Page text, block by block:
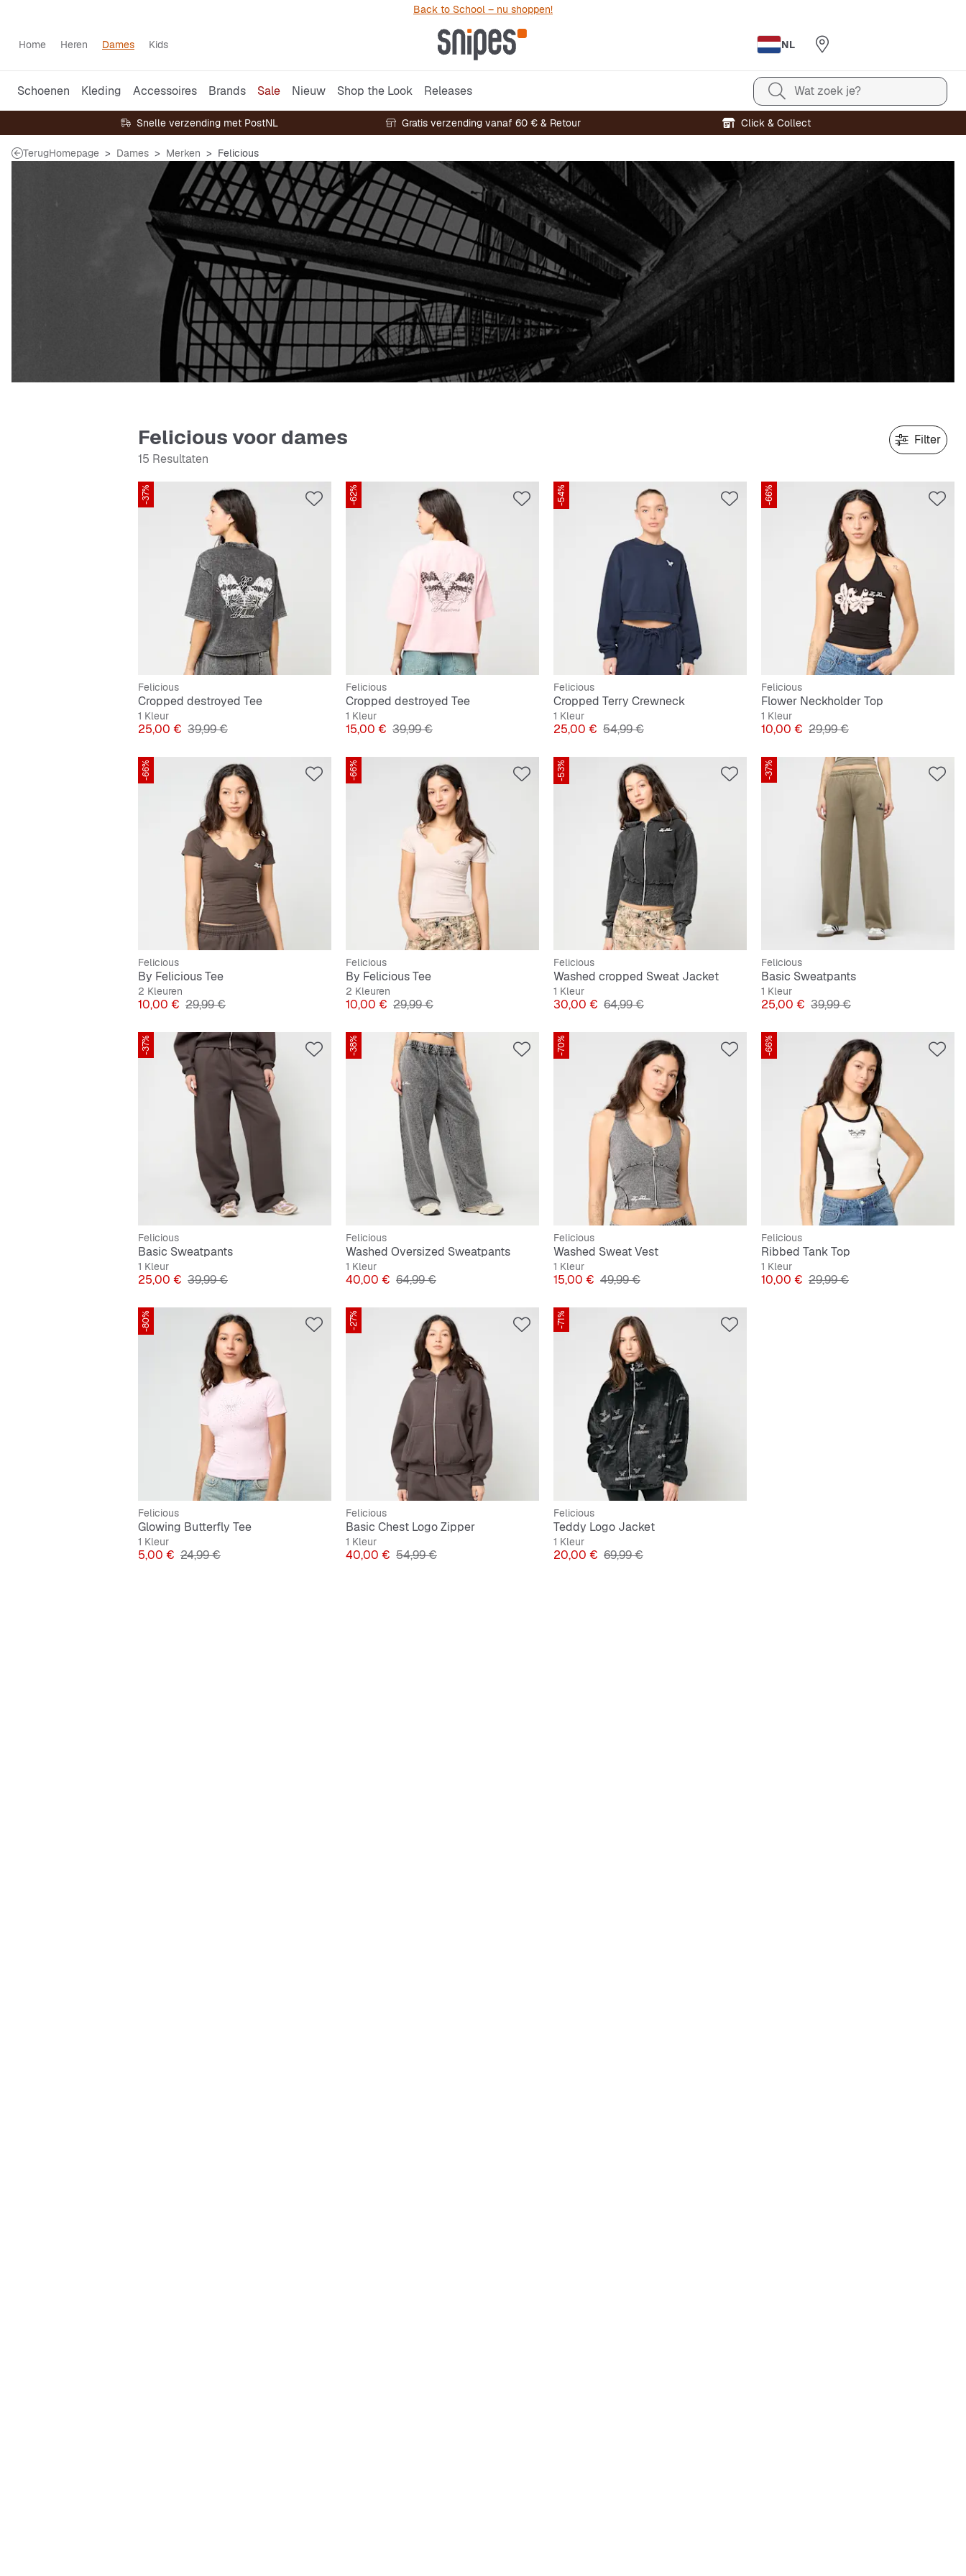
Back to School – nu shoppen!
Home Heren Dames Kids NL
Schoenen Kleding Accessoires Brands Sale Nieuw Shop the Look Releases Wat zoek je?
Snelle verzending met PostNL Gratis verzending vanaf 60 € & Retour Click & Collect
TerugHomepage Dames Merken Felicious
Felicious voor dames
15 Resultaten
Filter
-37%
Felicious
Cropped destroyed Tee
1 Kleur
Prijs
25,00 € Originele Prijs
39,99 €
-62%
Felicious
Cropped destroyed Tee
1 Kleur
Prijs
15,00 € Originele Prijs
39,99 €
-54%
Felicious
Cropped Terry Crewneck
1 Kleur
Prijs
25,00 € Originele Prijs
54,99 €
-66%
Felicious
Flower Neckholder Top
1 Kleur
Prijs
10,00 € Originele Prijs
29,99 €
-66%
Felicious
By Felicious Tee
2 Kleuren
Prijs
10,00 € Originele Prijs
29,99 €
-66%
Felicious
By Felicious Tee
2 Kleuren
Prijs
10,00 € Originele Prijs
29,99 €
-53%
Felicious
Washed cropped Sweat Jacket
1 Kleur
Prijs
30,00 € Originele Prijs
64,99 €
-37%
Felicious
Basic Sweatpants
1 Kleur
Prijs
25,00 € Originele Prijs
39,99 €
-37%
Felicious
Basic Sweatpants
1 Kleur
Prijs
25,00 € Originele Prijs
39,99 €
-38%
Felicious
Washed Oversized Sweatpants
1 Kleur
Prijs
40,00 € Originele Prijs
64,99 €
-70%
Felicious
Washed Sweat Vest
1 Kleur
Prijs
15,00 € Originele Prijs
49,99 €
-66%
Felicious
Ribbed Tank Top
1 Kleur
Prijs
10,00 € Originele Prijs
29,99 €
-80%
Felicious
Glowing Butterfly Tee
1 Kleur
Prijs
5,00 € Originele Prijs
24,99 €
-27%
Felicious
Basic Chest Logo Zipper
1 Kleur
Prijs
40,00 € Originele Prijs
54,99 €
-71%
Felicious
Teddy Logo Jacket
1 Kleur
Prijs
20,00 € Originele Prijs
69,99 €